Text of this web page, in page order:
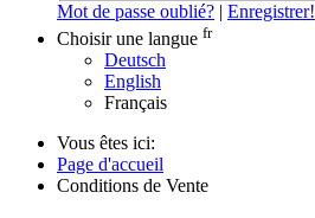
Mot de passe oublié? | Enregistrer!
Choisir une langue fr
Deutsch
English
Français
Vous êtes ici:
Page d'accueil
Conditions de Vente